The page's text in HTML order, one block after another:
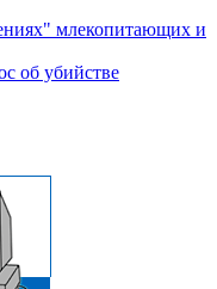
млекопитающих и
об убийстве